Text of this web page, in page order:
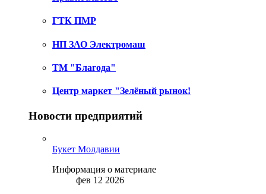
ГТК ПМР
НП ЗАО Электромаш
ТМ "Благода"
Центр маркет "Зелёный рынок!
Новости предприятий
Букет Молдавии
Информация о материале
фев 12 2026